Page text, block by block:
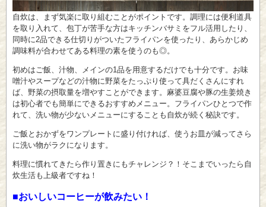
自炊は、まず気楽に取り組むことがポイントです。調理には便利道具
を取り入れて、包丁が苦手な方はキッチンバサミをフル活用したり、
同時に2品できる仕切りがついたフライパンを使ったり、あらかじめ
調味料が合わせてある料理の素を使うのも◎。
初めはご飯、汁物、メインの1品を用意するだけでも十分です。お味
噌汁やスープなどの汁物に野菜をたっぷり使って具だくさんにすれ
ば、野菜の摂取量を増やすことができます。麻婆豆腐や豚の生姜焼き
は初心者でも簡単にできるおすすめメニュー。フライパンひとつで作
れて、洗い物が少ないメニューにすることも自炊が続く秘訣です。
ご飯とおかずをワンプレートに盛り付ければ、使うお皿が減ってさら
に洗い物がラクになります。
料理に慣れてきたら作り置きにもチャレンジ？！そこまでいったら自
炊生活も上級者ですね！
■おいしいコーヒーが飲みたい！